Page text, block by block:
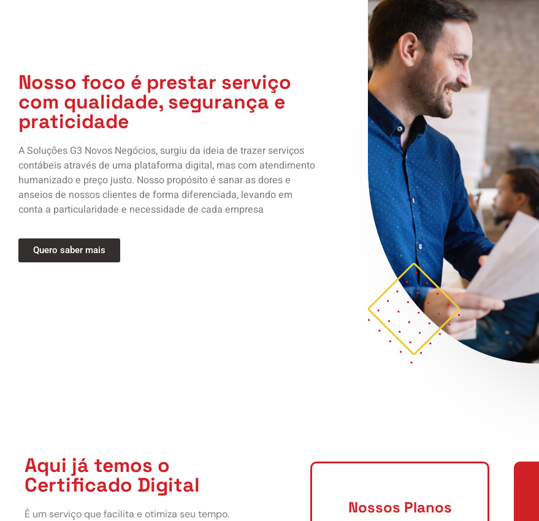
Nosso foco é prestar serviço
com qualidade, segurança e
praticidade
A Soluções G3 Novos Negócios, surgiu da ideia de trazer serviços
contábeis através de uma plataforma digital, mas com atendimento
humanizado e preço justo. Nosso propósito é sanar as dores e
anseios de nossos clientes de forma diferenciada, levando em
conta a particularidade e necessidade de cada empresa
Quero saber mais
Aqui já temos o
Certificado Digital
É um serviço que facilita e otimiza seu tempo.
Nossos Planos